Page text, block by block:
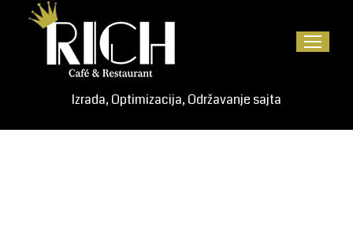
Izrada,Optimizacija,Održavanje sajta